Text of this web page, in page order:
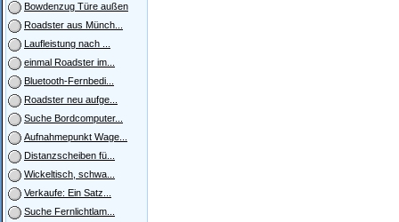
Bowdenzug Türe außen
Roadster aus Münch...
Laufleistung nach ...
einmal Roadster im...
Bluetooth-Fernbedi...
Roadster neu aufge...
Suche Bordcomputer...
Aufnahmepunkt Wage...
Distanzscheiben fü...
Wickeltisch, schwa...
Verkaufe: Ein Satz...
Suche Fernlichtlam...